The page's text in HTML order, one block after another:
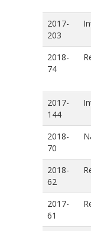
2017-
203
2018-
74
2017-
144
2018-
70
2018-
62
2017-
61